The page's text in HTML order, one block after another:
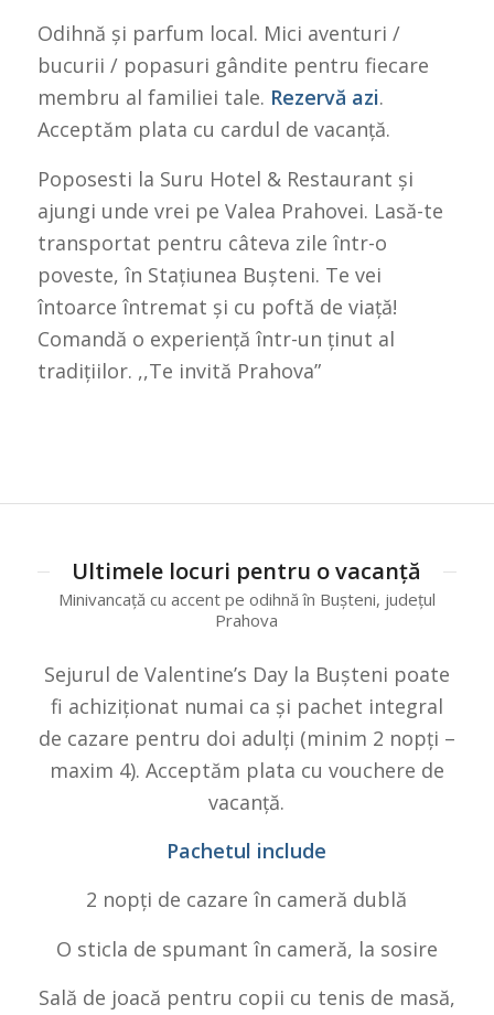
Odihnă și parfum local. Mici aventuri /
bucurii / popasuri gândite pentru fiecare
membru al familiei tale. Rezervă azi.
Acceptăm plata cu cardul de vacanță.
Poposesti la Suru Hotel & Restaurant și
ajungi unde vrei pe Valea Prahovei. Lasă-te
transportat pentru câteva zile într-o
poveste, în Stațiunea Bușteni. Te vei
întoarce întremat și cu poftă de viață!
Comandă o experiență într-un ținut al
tradițiilor. ,,Te invită Prahova”
Ultimele locuri pentru o vacanță
Minivancață cu accent pe odihnă în Bușteni, județul
Prahova
Sejurul de Valentine’s Day la Bușteni poate
fi achiziționat numai ca și pachet integral
de cazare pentru doi adulți (minim 2 nopți –
maxim 4). Acceptăm plata cu vouchere de
vacanță.
Pachetul include
2 nopți de cazare în cameră dublă
O sticla de spumant în cameră, la sosire
Sală de joacă pentru copii cu tenis de masă,